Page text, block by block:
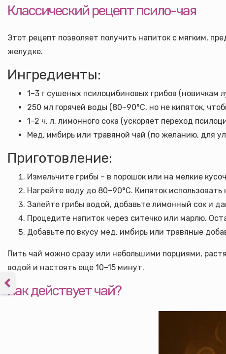
Классический рецепт псило-чая
Этот рецепт позволяет получить напиток с мягким,
желудке.
Ингредиенты:
1–3 г сушеных псилоцибиновых грибов (новичкам
250 мл горячей воды (80–90°C, но не кипяток,
1–2 ч. л. лимонного сока (ускоряет переход
Мед, имбирь или травяной чай (по желанию, для
Приготовление:
Измельчите грибы – в порошок или на мелкие
Нагрейте воду до 80–90°C. Кипяток
Залейте грибы водой, добавьте лимонный сок и
Процедите напиток через ситечко или марлю.
Добавьте по вкусу мед, имбирь или травяные
Пить чай можно сразу или небольшими порциями,
водой и настоять еще 10–15 минут.
Как действует чай?